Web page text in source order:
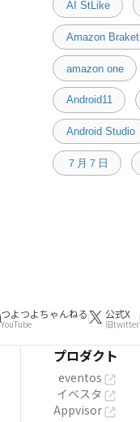
AI StLike
Amazon Braket
amazon one
Android11
Android Studio
７月７日
つよつよちゃんねる
YouTube
公式X
旧twitter
プロダクト
eventos
イベスタ
Appvisor